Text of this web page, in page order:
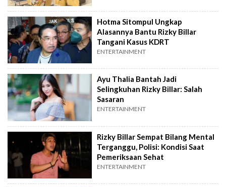
Hotma Sitompul Ungkap
Alasannya Bantu Rizky Billar
Tangani Kasus KDRT
ENTERTAINMENT
Ayu Thalia Bantah Jadi
Selingkuhan Rizky Billar: Salah
Sasaran
ENTERTAINMENT
Rizky Billar Sempat Bilang Mental
Terganggu, Polisi: Kondisi Saat
Pemeriksaan Sehat
ENTERTAINMENT